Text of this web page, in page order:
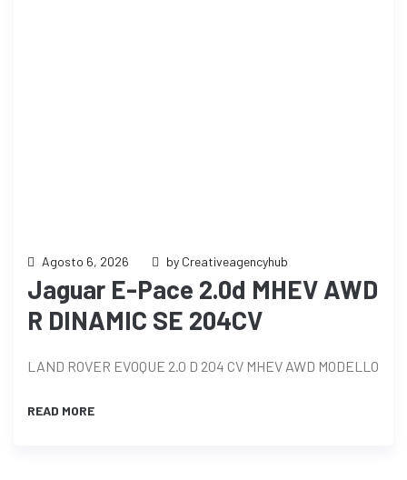
Agosto 6, 2026 by Creativeagencyhub
Jaguar E-Pace 2.0d MHEV AWD
R DINAMIC SE 204CV
LAND ROVER EVOQUE 2.0 D 204 CV MHEV AWD MODELLO
READ MORE